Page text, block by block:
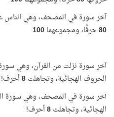
آخر سورة في المصحف، وهي الناس
80حرفًا، ومجموعهما100
آخر سورة نزلت من القرآن، وهي
الحروف الهجائية، وتجاهلت8أحرف!
آخر سورة في المصحف، وهي سورة
الهجائية، وتجاهلت8أحرف!